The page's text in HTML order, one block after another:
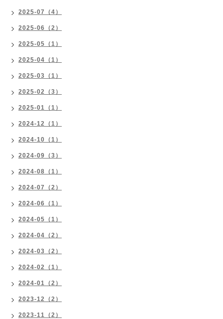
2025-07（4）
2025-06（2）
2025-05（1）
2025-04（1）
2025-03（1）
2025-02（3）
2025-01（1）
2024-12（1）
2024-10（1）
2024-09（3）
2024-08（1）
2024-07（2）
2024-06（1）
2024-05（1）
2024-04（2）
2024-03（2）
2024-02（1）
2024-01（2）
2023-12（2）
2023-11（2）